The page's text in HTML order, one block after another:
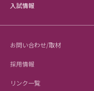
入試情報
お問い合わせ/取材
採用情報
リンク一覧